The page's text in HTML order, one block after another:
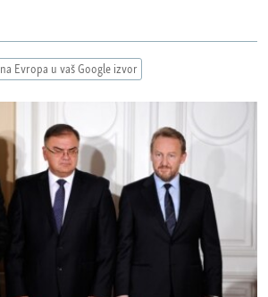
Evropa u vaš Google izvor